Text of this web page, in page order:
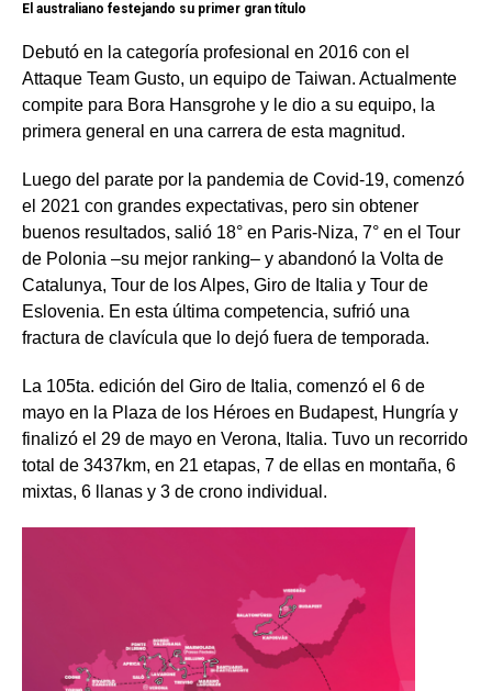
El australiano festejando su primer gran título
Debutó en la categoría profesional en 2016 con el
Attaque Team Gusto, un equipo de Taiwan. Actualmente
compite para Bora Hansgrohe y le dio a su equipo, la
primera general en una carrera de esta magnitud.
Luego del parate por la pandemia de Covid-19, comenzó
el 2021 con grandes expectativas, pero sin obtener
buenos resultados, salió 18° en Paris-Niza, 7° en el Tour
de Polonia –su mejor ranking– y abandonó la Volta de
Catalunya, Tour de los Alpes, Giro de Italia y Tour de
Eslovenia. En esta última competencia, sufrió una
fractura de clavícula que lo dejó fuera de temporada.
La 105ta. edición del Giro de Italia, comenzó el 6 de
mayo en la Plaza de los Héroes en Budapest, Hungría y
finalizó el 29 de mayo en Verona, Italia. Tuvo un recorrido
total de 3437km, en 21 etapas, 7 de ellas en montaña, 6
mixtas, 6 llanas y 3 de crono individual.